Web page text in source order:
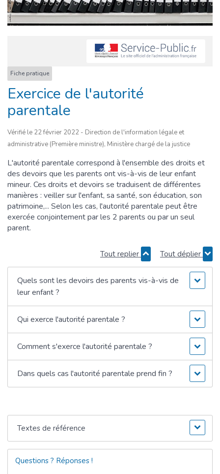
Fiche pratique
Exercice de l'autorité
parentale
Vérifié le 22 février 2022 - Direction de l'information légale et
administrative (Première ministre), Ministère chargé de la justice
L'autorité parentale correspond à l'ensemble des droits et
des devoirs que les parents ont vis-à-vis de leur enfant
mineur. Ces droits et devoirs se traduisent de différentes
manières : veiller sur l'enfant, sa santé, son éducation, son
patrimoine,... Selon les cas, l'autorité parentale peut être
exercée conjointement par les 2 parents ou par un seul
parent.
Tout replier Tout déplier
Quels sont les devoirs des parents vis-à-vis de
leur enfant ?
Qui exerce l'autorité parentale ?
Comment s'exerce l'autorité parentale ?
Dans quels cas l'autorité parentale prend fin ?
Textes de référence
Questions ? Réponses !